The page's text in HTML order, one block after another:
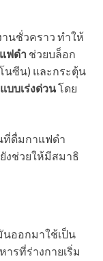
านชั่วคราว ทำให้
ฟดำ ช่วยบล็อก
นซีน) และกระตุ้น
บบเร่งด่วนโดย
ที่ดื่มกาแฟดำ
งช่วยให้มีสมาธิ
นออกมาใช้เป็น
รที่ร่างกายเริ่ม